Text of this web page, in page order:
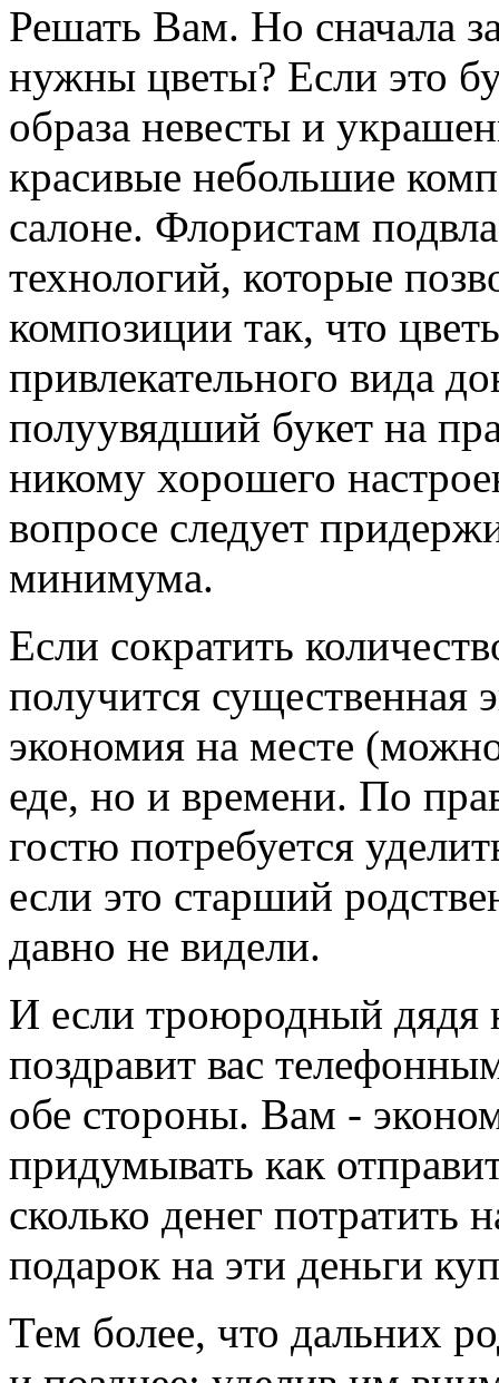
Решать Вам. Но сначала
нужны цветы? Если это
образа невесты и
красивые небольшие
салоне. Флористам
технологий, которые
композиции так, что
привлекательного вида
полуувядший букет на
никому хорошего
вопросе следует
минимума.
Если сократить
получится существенная
экономия на месте
еде, но и времени. По
гостю потребуется
если это старший
давно не видели.
И если троюродный дядя
поздравит вас
обе стороны. Вам -
придумывать как
сколько денег потратить
подарок на эти деньги
Тем более, что дальних